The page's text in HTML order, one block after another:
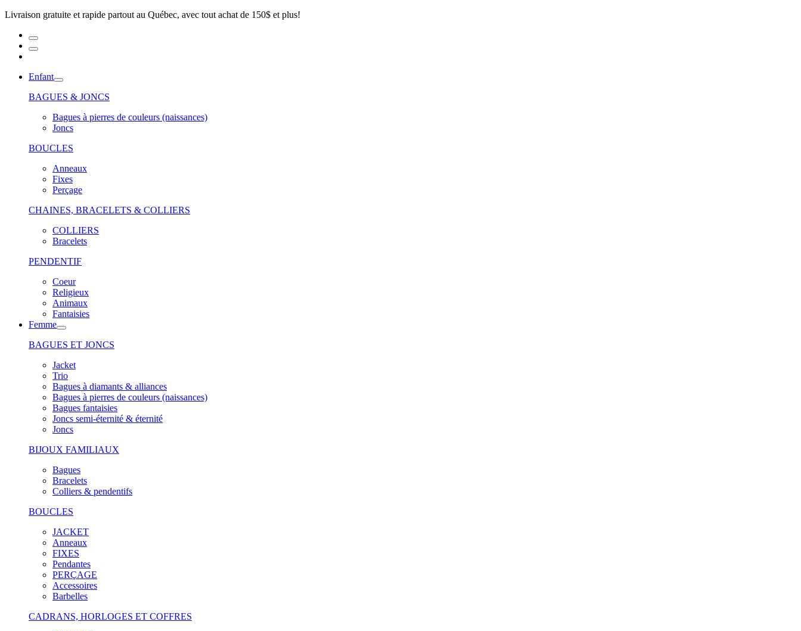
Livraison gratuite et rapide partout au Québec, avec tout achat de 150$ et plus!
Enfant
BAGUES & JONCS
Bagues à pierres de couleurs (naissances)
Joncs
BOUCLES
Anneaux
Fixes
Perçage
CHAINES, BRACELETS & COLLIERS
COLLIERS
Bracelets
PENDENTIF
Coeur
Religieux
Animaux
Fantaisies
Femme
BAGUES ET JONCS
Jacket
Trio
Bagues à diamants & alliances
Bagues à pierres de couleurs (naissances)
Bagues fantaisies
Joncs semi-éternité & éternité
Joncs
BIJOUX FAMILIAUX
Bagues
Bracelets
Colliers & pendentifs
BOUCLES
JACKET
Anneaux
FIXES
Pendantes
PERÇAGE
Accessoires
Barbelles
CADRANS, HORLOGES ET COFFRES